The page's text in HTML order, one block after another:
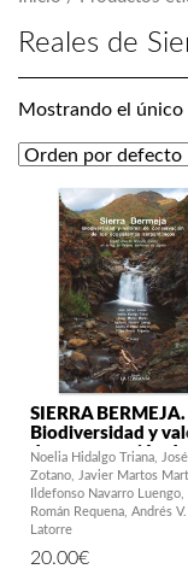
Reales de
Mostrando el único
SIERRA BERMEJA.
Biodiversidad y
de conservación
ecosistemas
serpentínicos.
para su inclusión
en la Red de
Nacionales de
Noelia Hidalgo Triana
Zotano
Javier Martos
Ildefonso Navarro Luengo
Román Requena Andrés
Latorre
20.00€